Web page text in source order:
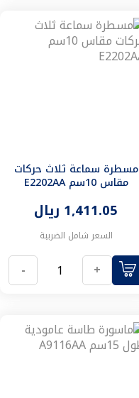
مسطرة سماعة ثلاث حركات
مقاس 10سم E2202AA
1,411.05 ريال
السعر شامل الضريبة
+
-